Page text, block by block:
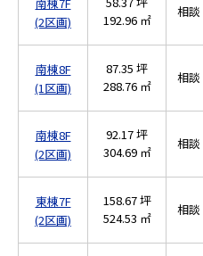
(2区画)
192.96 ㎡
相談
南棟8F
(1区画)
87.35 坪
288.76 ㎡
相談
南棟8F
(2区画)
92.17 坪
304.69 ㎡
相談
東棟7F
(2区画)
158.67 坪
524.53 ㎡
相談